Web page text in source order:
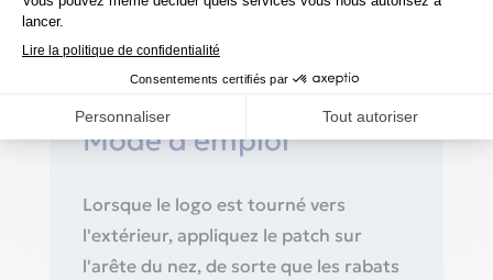
remplacez le produit tous les 30
jours
Mode d'emploi
Lorsque le logo est tourné vers
l'extérieur, appliquez le patch sur
l'arête du nez, de sorte que les rabats